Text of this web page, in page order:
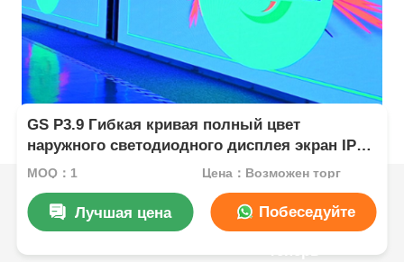
GS P3.9 Гибкая кривая полный цвет
наружного светодиодного дисплея экран IP65
яркость
MOQ：1 Цена：Возможен торг
Лучшая цена Побеседуйте